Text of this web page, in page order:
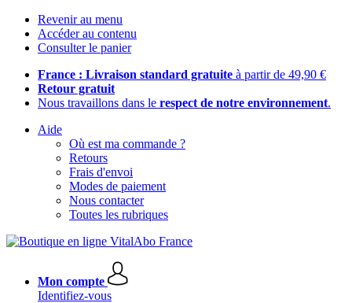
Revenir au menu
Accéder au contenu
Consulter le panier
France : Livraison standard gratuite à partir de 49,90 €
Retour gratuit
Nous travaillons dans le respect de notre environnement.
Aide
Où est ma commande ?
Retours
Frais d'envoi
Modes de paiement
Nous contacter
Toutes les rubriques
Mon compte
Identifiez-vous